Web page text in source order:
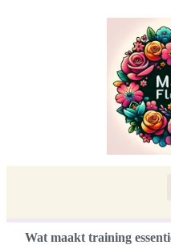
Wat maakt training